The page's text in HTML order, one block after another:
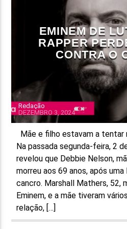
TÍTULO
ARTISTA
ON FM
EMINEM DE
RAPPER
CONTRA O
Redação
DEZEMBRO 3, 2024
Mãe e filho estavam a tentar
Na passada segunda-feira, 2
revelou que Debbie Nelson,
morreu aos 69 anos, após
cancro. Marshall Mathers, 52,
Eminem, e a mãe tiveram
relação, […]